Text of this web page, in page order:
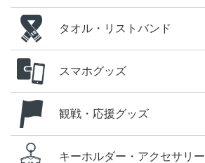
タオル・リストバンド
スマホグッズ
観戦・応援グッズ
キーホルダー・アクセサリー